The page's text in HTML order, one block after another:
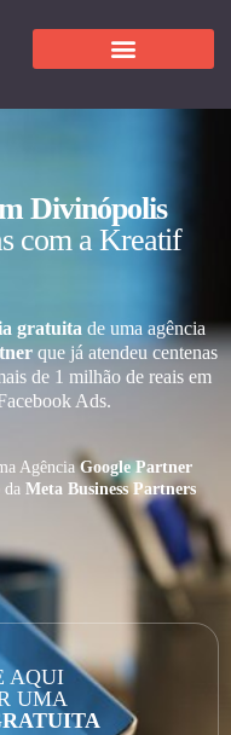
Divinópolis
com a Kreatif
gratuita de uma agência
que já atendeu centenas
de 1 milhão de reais em
Ads.
AgênciaGoogle Partner
daMeta Business Partners
AQUI
UMA